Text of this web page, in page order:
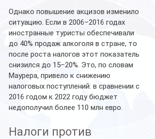
Однако повышение акцизов изменило
ситуацию. Если в 2006–2016 годах
иностранные туристы обеспечивали
до 40% продаж алкоголя в стране, то
после роста налогов этот показатель
снизился до 15–20%. Это, по словам
Маурера, привело к снижению
налоговых поступлений: в сравнении с
2016 годом к 2022 году бюджет
недополучил более 110 млн евро.
Налоги против